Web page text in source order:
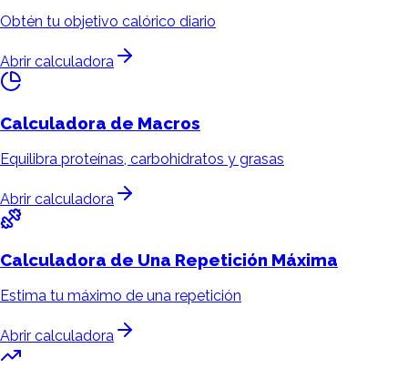
Obtén tu objetivo calórico diario
Abrir calculadora
Calculadora de Macros
Equilibra proteínas, carbohidratos y grasas
Abrir calculadora
Calculadora de Una Repetición Máxima
Estima tu máximo de una repetición
Abrir calculadora